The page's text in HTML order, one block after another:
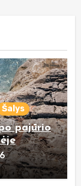
Šalys
pajūrio